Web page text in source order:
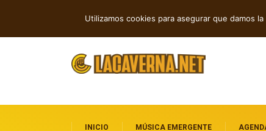
INICIO MÚSICA EMERGENTE
Utilizamos cookies para asegurar que damos